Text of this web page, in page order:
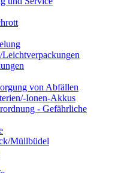
von Abfällen
Ionen-Akkus
- Gefährliche
Müllbüdel